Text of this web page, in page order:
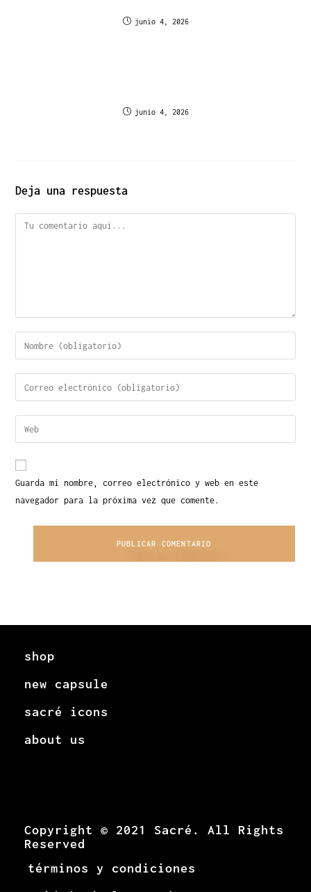
junio 4, 2026
junio 4, 2026
Deja una respuesta
Guarda mi nombre, correo electrónico y web en este
navegador para la próxima vez que comente.
shop
new capsule
sacré icons
about us
Copyright © 2021 Sacré. All Rights
Reserved
términos y condiciones